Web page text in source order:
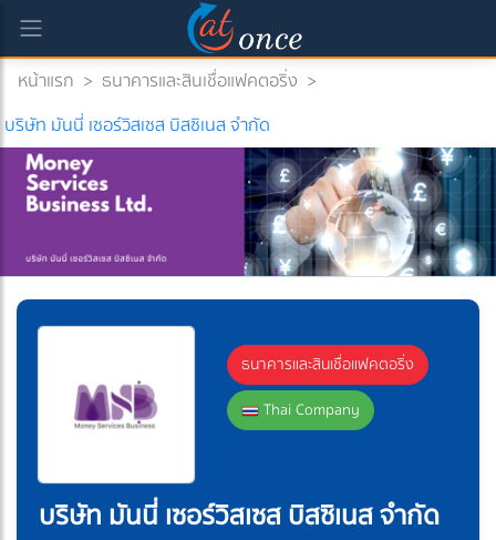
หน้าแรก > ธนาคารและสินเชื่อแฟคตอริ่ง >
บริษัท มันนี่ เซอร์วิสเซส บิสซิเนส จำกัด
ธนาคารและสินเชื่อแฟคตอริ่ง
Thai Company
บริษัท มันนี่ เซอร์วิสเซส บิสซิเนส จำกัด